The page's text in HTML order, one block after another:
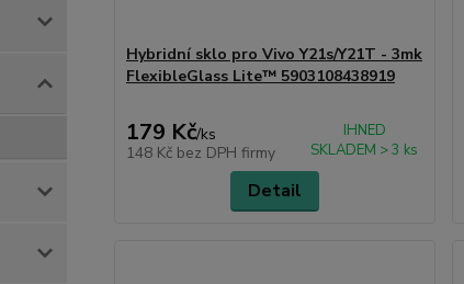
Hybridní sklo pro Vivo Y21s/Y21T - 3mk
FlexibleGlass Lite™ 5903108438919
179 Kč/ks
148 Kč bez DPH firmy
IHNED
SKLADEM > 3 ks
Detail